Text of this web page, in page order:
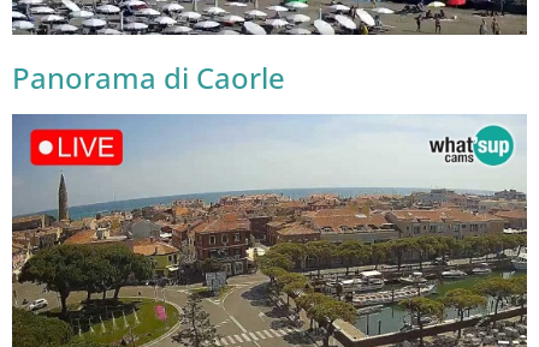
Panorama di Caorle